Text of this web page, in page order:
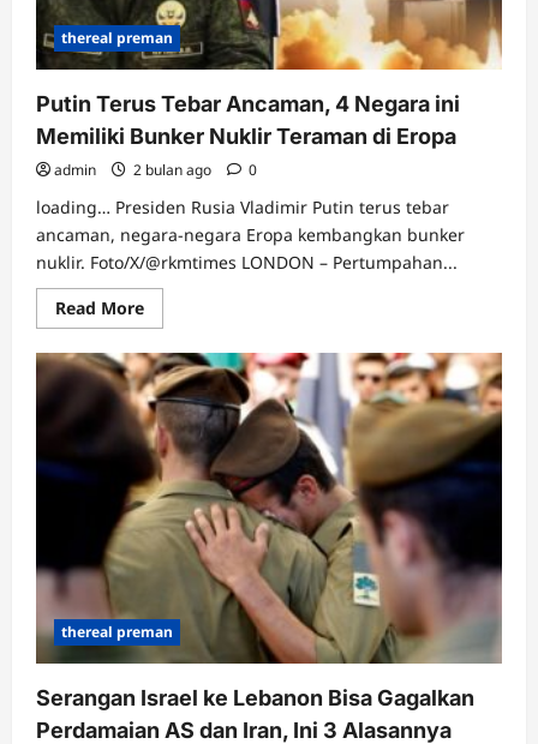
thereal preman
Putin Terus Tebar Ancaman, 4 Negara ini
Memiliki Bunker Nuklir Teraman di Eropa
admin 2 bulan ago 0
loading… Presiden Rusia Vladimir Putin terus tebar
ancaman, negara-negara Eropa kembangkan bunker
nuklir. Foto/X/@rkmtimes LONDON – Pertumpahan...
Read MoreRead
more
Putin
Terus
Tebar
Ancaman,
4
Negara
ini
Memiliki
Bunker
Nuklir
Teraman
thereal preman
Serangan Israel ke Lebanon Bisa Gagalkan
Perdamaian AS dan Iran, Ini 3 Alasannya